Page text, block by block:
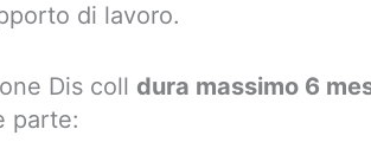
di lavoro.
Dis coll dura massimo 6
parte: